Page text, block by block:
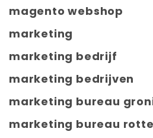
magento webshop
marketing
marketing bedrijf
marketing bedrijven
marketing bureau
marketing bureau